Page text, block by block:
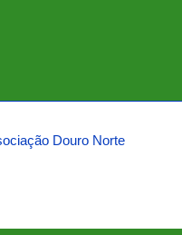
Douro Norte